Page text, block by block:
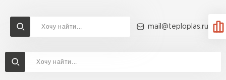
mail@teploplas.ru
Доставка и оплата